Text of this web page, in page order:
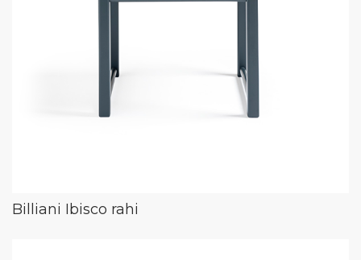
Billiani Ibisco rahi